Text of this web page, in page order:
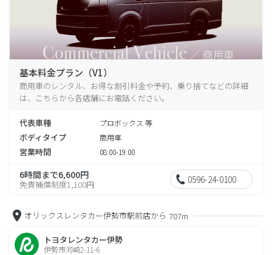
基本料金プラン（V1）
商用車のレンタル、お得な割引料金や予約、乗り捨てなどの詳細
は、こちらから各店舗にお電話ください。
代表車種 プロボックス 等
ボディタイプ 商用車
営業時間 08:00-19:00
6時間まで6,600円
免責補償制度1,100円 0596-24-0100
オリックスレンタカー伊勢市駅前店から 707m
トヨタレンタカー伊勢
伊勢市河崎2-11-6